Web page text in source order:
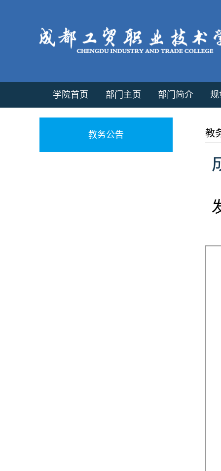
学院首页 部门主页 部门简介 规
教务公告 教